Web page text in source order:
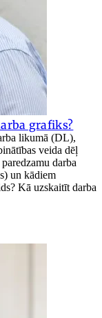
grafiks?
likumā (DL),
veida dēļ
darba
un kādiem
Kā uzskaitīt darba